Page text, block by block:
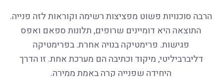
הרבה סוכנויות פשוט מפציצות רשימה וקוראות לזה פנייה.
התוצאה היא דומיינים שרופים, תלונות ספאם ואפס
פגישות. פרימטיקה בנויה אחרת. בפרימטיקה
דליברביליטי, מיקוד וכתיבה הם מערכת אחת. זו הדרך
היחידה שפנייה קרה באמת ממירה.